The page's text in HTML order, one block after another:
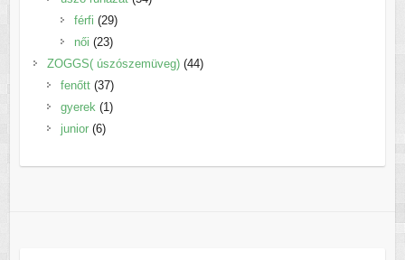
férfi 2929
termék
női 2323
termék
ZOGGS( úszószemüveg) 4444
fenőtt 3737
termék
gyerek 11
junior 66